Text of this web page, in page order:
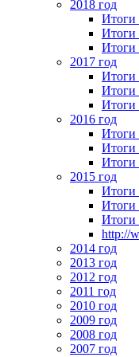
2018 год
Итоги
Итоги
Итоги
2017 год
Итоги
Итоги
Итоги
2016 год
Итоги
Итоги
Итоги
2015 год
Итоги
Итоги
Итоги
http://
2014 год
2013 год
2012 год
2011 год
2010 год
2009 год
2008 год
2007 год